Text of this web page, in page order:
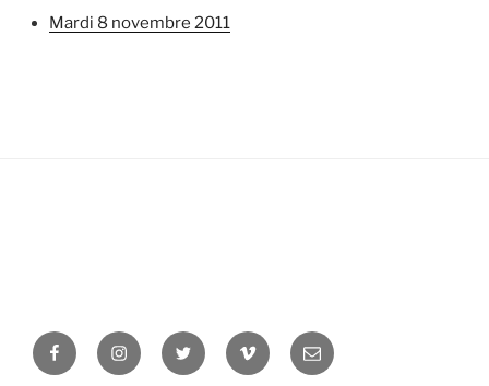
mardi 8 novembre 2011
FacebookInstagramTwitter Vimeo Newsletter